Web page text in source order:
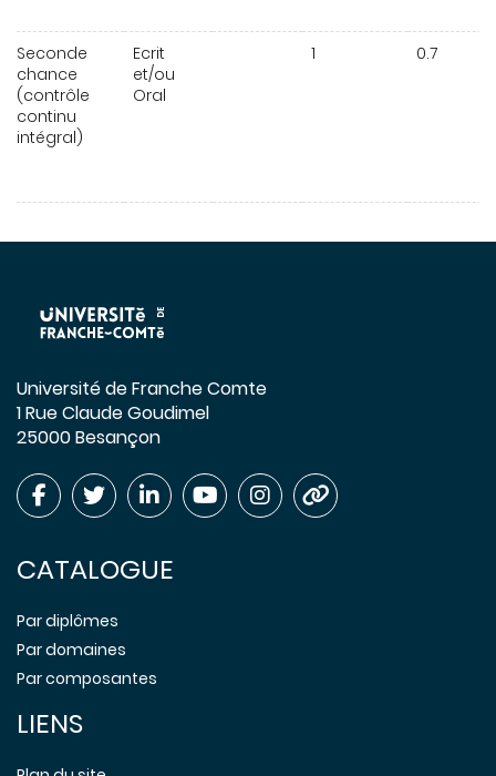
Seconde
chance
(contrôle
continu
intégral)
Ecrit
et/ou
Oral
1 0.7
Université de Franche Comte
1 Rue Claude Goudimel
25000 Besançon
CATALOGUE
Par diplômes
Par domaines
Par composantes
LIENS